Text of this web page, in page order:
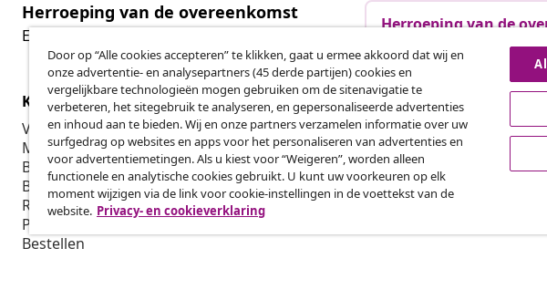
Herroeping van de overeenkomst
Een annulering voor je bestelling indienen
Herroeping van de
Klantenservice
Volg je bestelling
Mijn account
Betalen
Bezorgen
Retourneren
Productinformatie
Bestellen
Zakelijk
Affiliateprogramma
Produceren voor vidaXL
Marketingsamenwerkingen
Door op “Alle cookies accepteren” te klikken, gaat u ermee akkoord dat wij en
onze advertentie- en analysepartners (45 derde partijen) cookies en
vergelijkbare technologieën mogen gebruiken om de sitenavigatie te
verbeteren, het sitegebruik te analyseren, en gepersonaliseerde advertenties
en inhoud aan te bieden. Wij en onze partners verzamelen informatie over uw
surfgedrag op websites en apps voor het personaliseren van advertenties en
voor advertentiemetingen. Als u kiest voor “Weigeren”, worden alleen
functionele en analytische cookies gebruikt. U kunt uw voorkeuren op elk
moment wijzigen via de link voor cookie-instellingen in de voettekst van de
website. Privacy- en cookieverklaring